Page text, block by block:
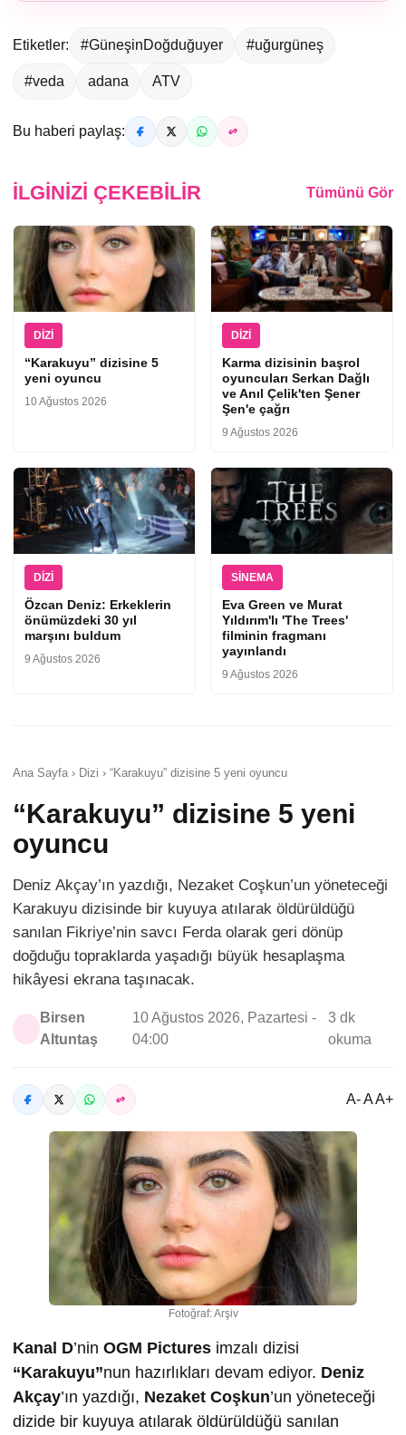
Etiketler: #GüneşinDoğduğuyer #uğurgüneş
#veda adana ATV
Bu haberi paylaş:
İLGINIZI ÇEKEBILIR Tümünü Gör
DIZI
“Karakuyu” dizisine 5
yeni oyuncu
10 Ağustos 2026
DIZI
Karma dizisinin başrol
oyuncuları Serkan Dağlı
ve Anıl Çelik'ten Şener
Şen'e çağrı
9 Ağustos 2026
DIZI
Özcan Deniz: Erkeklerin
önümüzdeki 30 yıl
marşını buldum
9 Ağustos 2026
SINEMA
Eva Green ve Murat
Yıldırım'lı 'The Trees'
filminin fragmanı
yayınlandı
9 Ağustos 2026
Ana Sayfa › Dizi › “Karakuyu” dizisine 5 yeni oyuncu
“Karakuyu” dizisine 5 yeni
oyuncu
Deniz Akçay’ın yazdığı, Nezaket Coşkun’un yöneteceği
Karakuyu dizisinde bir kuyuya atılarak öldürüldüğü
sanılan Fikriye’nin savcı Ferda olarak geri dönüp
doğduğu topraklarda yaşadığı büyük hesaplaşma
hikâyesi ekrana taşınacak.
Birsen
Altuntaş
10 Ağustos 2026, Pazartesi -
04:00
3 dk
okuma
A- A A+
Fotoğraf: Arşiv
Kanal D’nin OGM Pictures imzalı dizisi
“Karakuyu”nun hazırlıkları devam ediyor. Deniz
Akçay’ın yazdığı, Nezaket Coşkun’un yöneteceği
dizide bir kuyuya atılarak öldürüldüğü sanılan